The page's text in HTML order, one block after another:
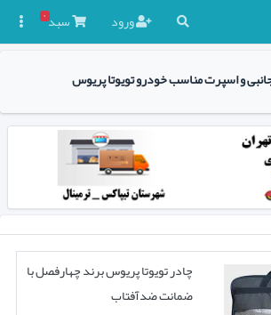
ورود سبد۰
و اسپرت مناسب خودرو تویوتا پریوس
چادر تویوتا پریوس برند چهارفصل با
ضمانت ضدآفتاب